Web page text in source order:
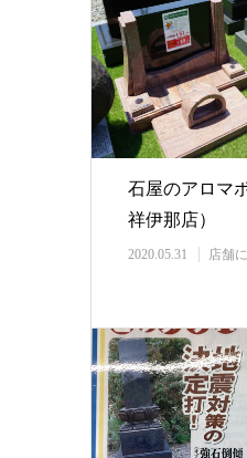
石屋のアロマ
祥伊那店）
2020.05.31 店舗